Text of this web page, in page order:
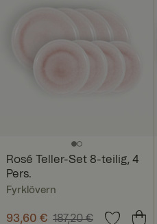
Rosé Teller-Set 8-teilig, 4
Pers.
Fyrklövern
Aktueller Preis:
93,60 € 187,20 €